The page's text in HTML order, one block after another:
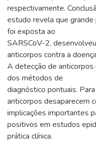
respectivamente.
estudo revela que
foi exposta ao
SARSCoV-2,
anticorpos contra a
A detecção de
dos métodos de
diagnóstico pontuais.
anticorpos desaparecem
implicações importantes
positivos em estudos
prática clínica.